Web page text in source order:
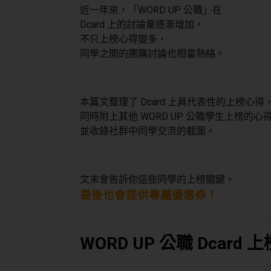
近一年來，「WORD UP 公職」在
Dcard 上的討論量逐漸增加，
不只上榜心得變多，
同學之間的團購討論也相當熱絡。
本篇文整理了 Dcard 上具代表性的上榜心得，
同時附上其他 WORD UP 公職學生上榜的心得
並收錄社群中同學交流的截圖。
文末會告訴你這些同學的上榜關鍵，
最後也會提供專屬優惠券！
WORD UP 公職 Dcard 上